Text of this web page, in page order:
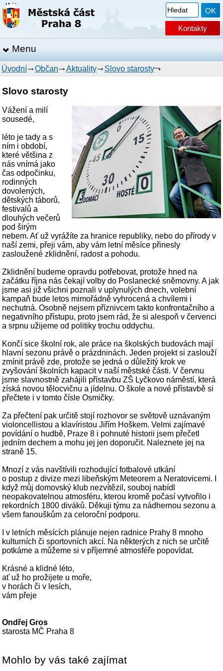
Kontakty
Menu
Úvodní Občan Aktuality Slovo starosty
Slovo starosty
Vážení a milí
sousedé,
léto je tady a s
ním i období,
které většina z
nás vnímá jako
čas odpočinku,
rodinných
dovolených,
dětských táborů,
festivalů a
dlouhých večerů
pod širým
nebem. Ať už vyrážíte za hranice republiky, nebo do přírody v
naší zemi, přeji vám, aby vám letní měsíce přinesly
zasloužené zklidnění, radost a pohodu.
Zklidnění budeme opravdu potřebovat, protože hned na
začátku října nás čekají volby do Poslanecké sněmovny. A jak
jsme asi již všichni poznali v uplynulých dnech, volební
kampaň bude letos mimořádně vyhrocená a chvílemi i
nechutná. Osobně nejsem příznivcem takto konfrontačního a
negativního přístupu, proto jsem rád, že si alespoň v červenci
a srpnu užijeme od politiky trochu oddychu.
Končí sice školní rok, ale práce na školských budovách mají
hlavní sezonu právě o prázdninách. Jeden projekt si zaslouží
zmínit právě zde, protože se jedná o důležitý krok ve
zvyšování školních kapacit v naší městské části. V červnu
jsme slavnostně zahájili přístavbu ZŠ Lyčkovo náměstí, která
získá novou tělocvičnu a jídelnu. O škole a nové přístavbě si
přečtete i v tomto čísle Osmičky.
Za přečtení pak určitě stojí rozhovor se světově uznávaným
violoncellistou a klavíristou Jiřím Hoškem. Velmi zajímavé
povídání o hudbě, Praze 8 i pohnuté historii jsem přečetl
jedním dechem a mohu jej jen doporučit. Naleznete jej na
straně 15.
Mnozí z vás navštívili rozhodující fotbalové utkání
o postup z divize mezi libeňským Meteorem a Neratovicemi. I
když můj domovský klub nezvítězil, souboj nabídl
neopakovatelnou atmosféru, kterou kromě počasí vytvořilo i
rekordních 1800 diváků. Děkuji týmu za nádhernou sezonu a
všem fanouškům za celoroční podporu.
I v letních měsících plánuje nejen radnice Prahy 8 mnoho
kulturních či sportovních akcí. Na některých z nich se určitě
potkáme a můžeme si v příjemné atmosféře popovídat.
Krásné a klidné léto,
ať už ho prožijete u moře,
v horách či v lesích,
vám přeje
Ondřej Gros
starosta MČ Praha 8
Mohlo by vás také zajímat